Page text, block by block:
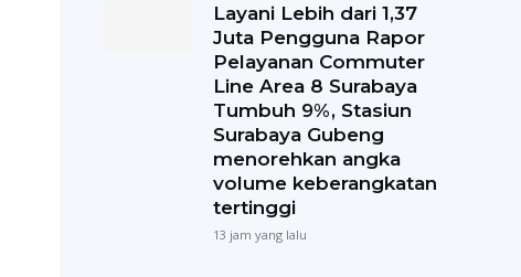
Layani Lebih dari 1,37
Juta Pengguna Rapor
Pelayanan Commuter
Line Area 8 Surabaya
Tumbuh 9%, Stasiun
Surabaya Gubeng
menorehkan angka
volume keberangkatan
tertinggi
13 jam yang lalu